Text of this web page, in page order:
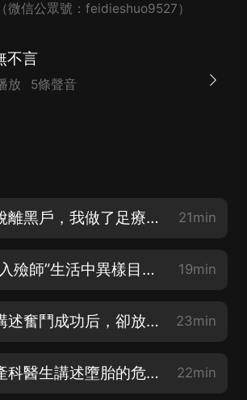
微信公眾號：feidieshuo9527）
不言
放 5條聲音
情感：為了脫離黑戶，我做了足療小妹...... 21min
情感：她是“入殮師”生活中異樣目光的職業。帶大家走進她的生活和職業 19min
情感：聽他講述奮鬥成功后，卻放下光環從新開始的故事 23min
情感：聽婦產科醫生講述墮胎的危害有多大 22min